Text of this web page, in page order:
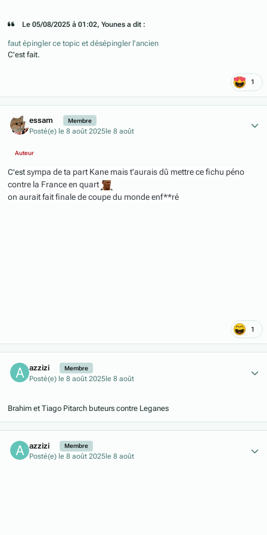
Le 05/08/2025 à 01:02, Younes a dit :
faut épingler ce topic et désépingler l'ancien
C'est fait.
1
essam Membre
Posté(e) le 8 août 2025le 8 août
Auteur
C'est sympa de ta part Kane mais t'aurais dû mettre ce fichu péno
contre la France en quart
on aurait fait finale de coupe du monde enf**ré
1
azzizi Membre
Posté(e) le 8 août 2025le 8 août
Brahim et Tiago Pitarch buteurs contre Leganes
azzizi Membre
Posté(e) le 8 août 2025 le 8 août